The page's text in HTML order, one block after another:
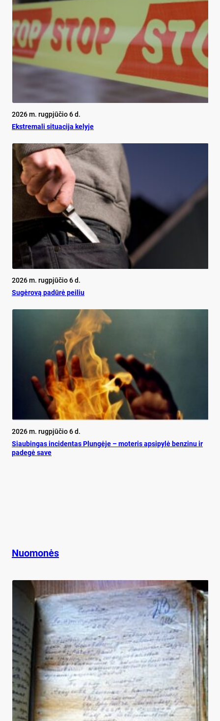
2026 m. rugpjūčio 6 d.
Ekst­re­ma­li si­tua­ci­ja ke­ly­je
2026 m. rugpjūčio 6 d.
Su­gė­ro­vą pa­dū­rė pei­liu
2026 m. rugpjūčio 6 d.
Siau­bin­gas in­ci­den­tas Plun­gė­je – mo­te­ris ap­si­py­lė ben­zi­nu ir
pa­de­gė sa­ve
Nuomonės